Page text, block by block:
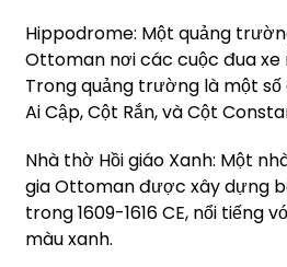
Hippodrome: Một quảng
Ottoman nơi các cuộc đua
Trong quảng trường là một số
Ai Cập, Cột Rắn, và Cột
Nhà thờ Hồi giáo Xanh: Một
gia Ottoman được xây dựng
trong 1609-1616 CE, nổi tiếng
màu xanh.